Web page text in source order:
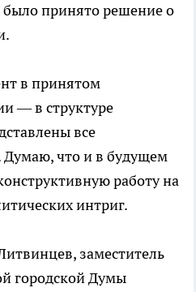
было принято решение о
в принятом
— в структуре
все
Думаю, что и в будущем
работу на
интриг.
заместитель
городской Думы